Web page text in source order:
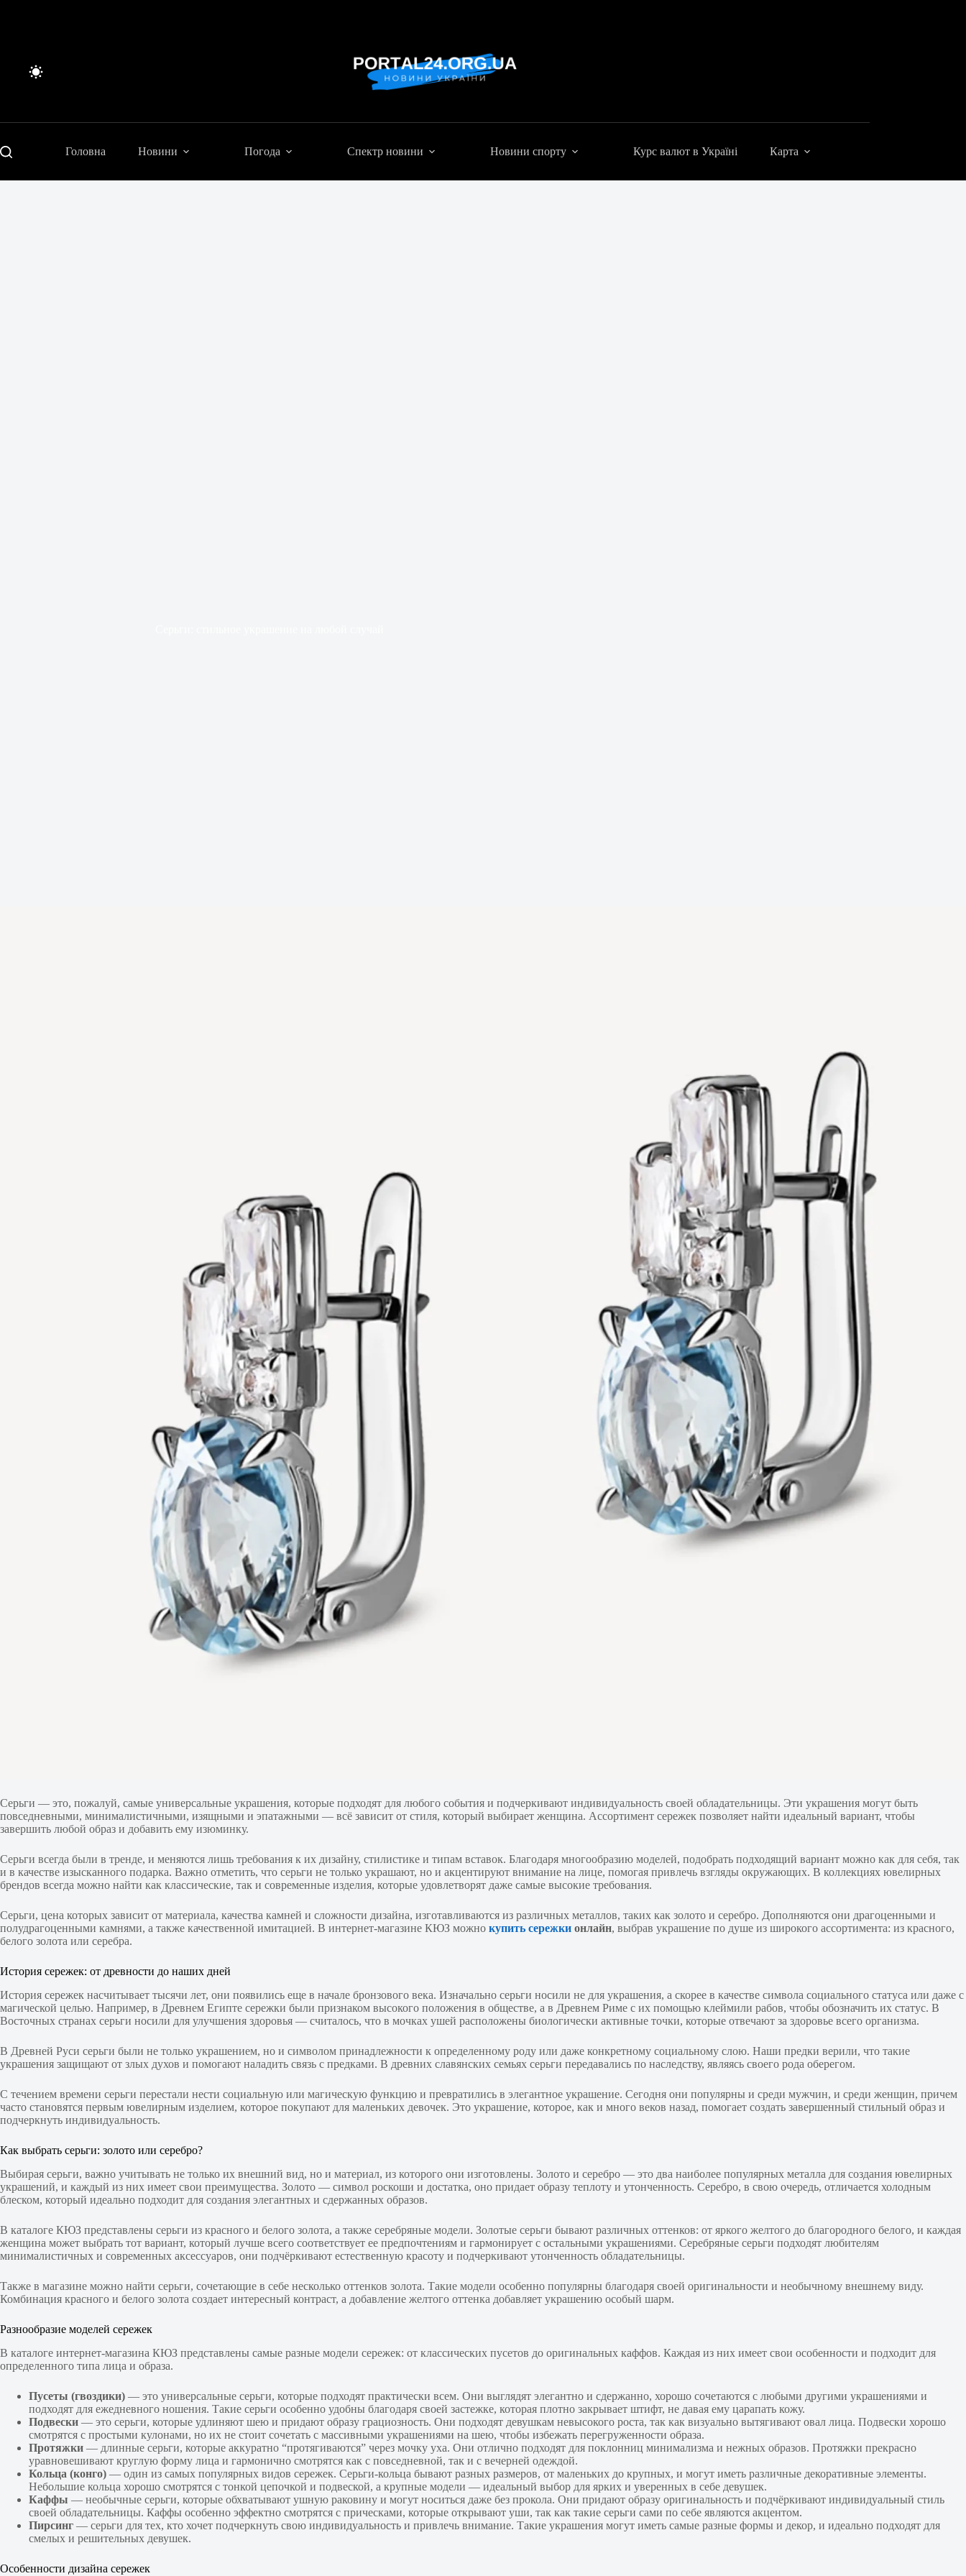
Головна Новини Погода Спектр новини Новини спорту Курс валют в Україні Карта
Серьги — это, пожалуй, самые универсальные украшения, которые подходят для любого события и подчеркивают индивидуальность своей обладательницы. Эти украшения могут быть
повседневными, минималистичными, изящными и эпатажными — всё зависит от стиля, который выбирает женщина. Ассортимент сережек позволяет найти идеальный вариант, чтобы
завершить любой образ и добавить ему изюминку.
Серьги всегда были в тренде, и меняются лишь требования к их дизайну, стилистике и типам вставок. Благодаря многообразию моделей, подобрать подходящий вариант можно как для себя, так
и в качестве изысканного подарка. Важно отметить, что серьги не только украшают, но и акцентируют внимание на лице, помогая привлечь взгляды окружающих. В коллекциях ювелирных
брендов всегда можно найти как классические, так и современные изделия, которые удовлетворят даже самые высокие требования.
Серьги, цена которых зависит от материала, качества камней и сложности дизайна, изготавливаются из различных металлов, таких как золото и серебро. Дополняются они драгоценными и
полудрагоценными камнями, а также качественной имитацией. В интернет-магазине КЮЗ можно купить сережки онлайн, выбрав украшение по душе из широкого ассортимента: из красного,
белого золота или серебра.
История сережек: от древности до наших дней
История сережек насчитывает тысячи лет, они появились еще в начале бронзового века. Изначально серьги носили не для украшения, а скорее в качестве символа социального статуса или даже с
магической целью. Например, в Древнем Египте сережки были признаком высокого положения в обществе, а в Древнем Риме с их помощью клеймили рабов, чтобы обозначить их статус. В
Восточных странах серьги носили для улучшения здоровья — считалось, что в мочках ушей расположены биологически активные точки, которые отвечают за здоровье всего организма.
В Древней Руси серьги были не только украшением, но и символом принадлежности к определенному роду или даже конкретному социальному слою. Наши предки верили, что такие
украшения защищают от злых духов и помогают наладить связь с предками. В древних славянских семьях серьги передавались по наследству, являясь своего рода оберегом.
С течением времени серьги перестали нести социальную или магическую функцию и превратились в элегантное украшение. Сегодня они популярны и среди мужчин, и среди женщин, причем
часто становятся первым ювелирным изделием, которое покупают для маленьких девочек. Это украшение, которое, как и много веков назад, помогает создать завершенный стильный образ и
подчеркнуть индивидуальность.
Как выбрать серьги: золото или серебро?
Выбирая серьги, важно учитывать не только их внешний вид, но и материал, из которого они изготовлены. Золото и серебро — это два наиболее популярных металла для создания ювелирных
украшений, и каждый из них имеет свои преимущества. Золото — символ роскоши и достатка, оно придает образу теплоту и утонченность. Серебро, в свою очередь, отличается холодным
блеском, который идеально подходит для создания элегантных и сдержанных образов.
В каталоге КЮЗ представлены серьги из красного и белого золота, а также серебряные модели. Золотые серьги бывают различных оттенков: от яркого желтого до благородного белого, и каждая
женщина может выбрать тот вариант, который лучше всего соответствует ее предпочтениям и гармонирует с остальными украшениями. Серебряные серьги подходят любителям
минималистичных и современных аксессуаров, они подчёркивают естественную красоту и подчеркивают утонченность обладательницы.
Также в магазине можно найти серьги, сочетающие в себе несколько оттенков золота. Такие модели особенно популярны благодаря своей оригинальности и необычному внешнему виду.
Комбинация красного и белого золота создает интересный контраст, а добавление желтого оттенка добавляет украшению особый шарм.
Разнообразие моделей сережек
В каталоге интернет-магазина КЮЗ представлены самые разные модели сережек: от классических пусетов до оригинальных каффов. Каждая из них имеет свои особенности и подходит для
определенного типа лица и образа.
Пусеты (гвоздики) — это универсальные серьги, которые подходят практически всем. Они выглядят элегантно и сдержанно, хорошо сочетаются с любыми другими украшениями и
подходят для ежедневного ношения. Такие серьги особенно удобны благодаря своей застежке, которая плотно закрывает штифт, не давая ему царапать кожу.
Подвески — это серьги, которые удлиняют шею и придают образу грациозность. Они подходят девушкам невысокого роста, так как визуально вытягивают овал лица. Подвески хорошо
смотрятся с простыми кулонами, но их не стоит сочетать с массивными украшениями на шею, чтобы избежать перегруженности образа.
Протяжки — длинные серьги, которые аккуратно “протягиваются” через мочку уха. Они отлично подходят для поклонниц минимализма и нежных образов. Протяжки прекрасно
уравновешивают круглую форму лица и гармонично смотрятся как с повседневной, так и с вечерней одеждой.
Кольца (конго) — один из самых популярных видов сережек. Серьги-кольца бывают разных размеров, от маленьких до крупных, и могут иметь различные декоративные элементы.
Небольшие кольца хорошо смотрятся с тонкой цепочкой и подвеской, а крупные модели — идеальный выбор для ярких и уверенных в себе девушек.
Каффы — необычные серьги, которые обхватывают ушную раковину и могут носиться даже без прокола. Они придают образу оригинальность и подчёркивают индивидуальный стиль
своей обладательницы. Каффы особенно эффектно смотрятся с прическами, которые открывают уши, так как такие серьги сами по себе являются акцентом.
Пирсинг — серьги для тех, кто хочет подчеркнуть свою индивидуальность и привлечь внимание. Такие украшения могут иметь самые разные формы и декор, и идеально подходят для
смелых и решительных девушек.
Особенности дизайна сережек